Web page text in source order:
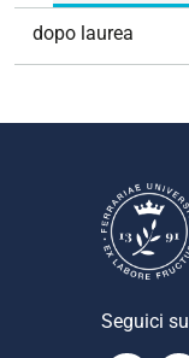
dopo laurea
Seguici su